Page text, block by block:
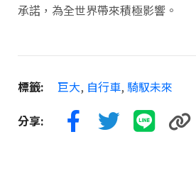
承諾，為全世界帶來積極影響。
標籤: 巨大, 自行車, 騎馭未來
分享: